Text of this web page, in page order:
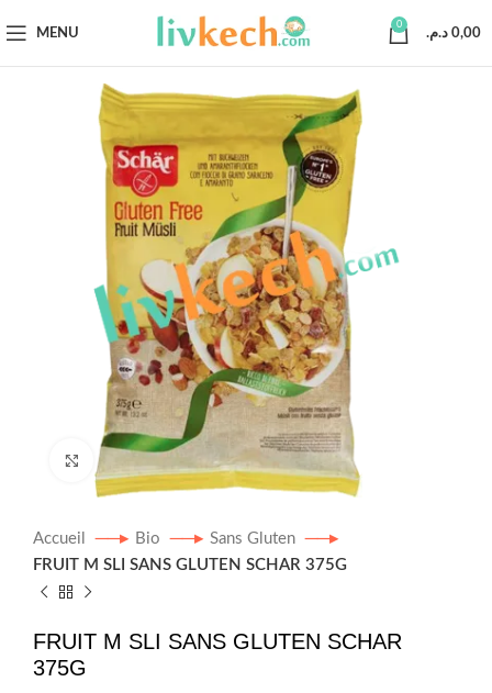
MENU
0
0,00 د.م.
Click to enlarge
Accueil Bio
Sans Gluten
FRUIT M SLI SANS GLUTEN SCHAR 375G
FRUIT M SLI SANS GLUTEN SCHAR
375G